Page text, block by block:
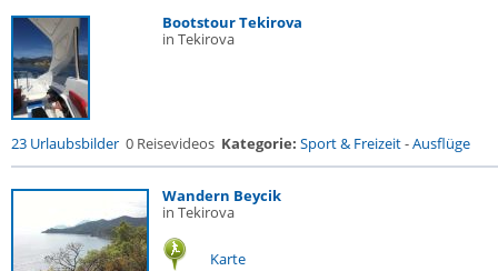
Bootstour Tekirova
in Tekirova
23 Urlaubsbilder 0 Reisevideos Kategorie: Sport & Freizeit-Ausflüge
Wandern Beycik
in Tekirova
Karte